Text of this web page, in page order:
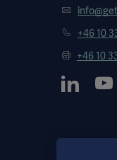
+46 10
+46 10